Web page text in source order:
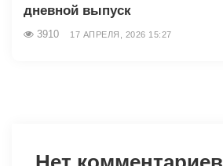
дневной выпуск
3910 17 АПРЕЛЯ, 2026 15:27